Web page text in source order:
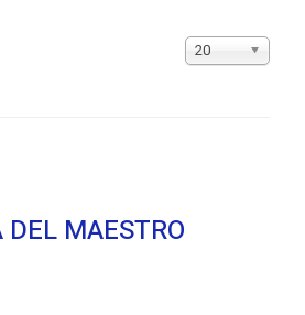
Cantidad
20
DEL MAESTRO